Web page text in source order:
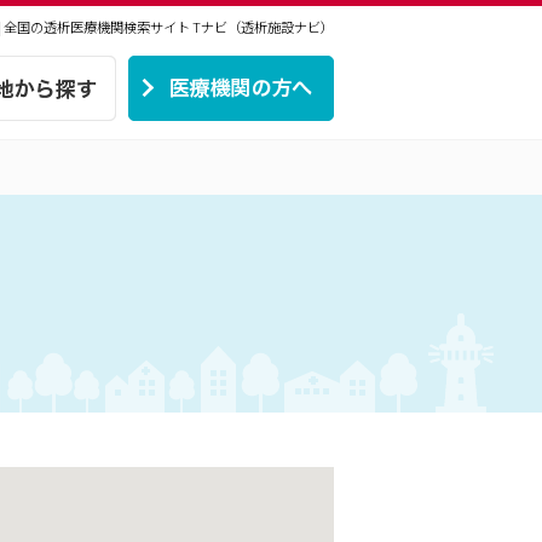
国の透析医療機関検索サイトTナビ（透析施設ナビ）